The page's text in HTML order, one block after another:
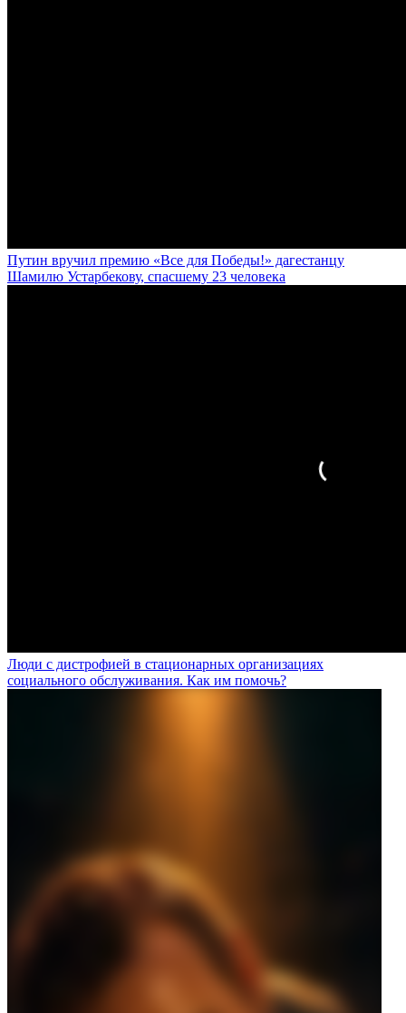
Путин вручил премию «Все для Победы!» дагестанцу
Шамилю Устарбекову, спасшему 23 человека
Люди с дистрофией в стационарных организациях
социального обслуживания. Как им помочь?